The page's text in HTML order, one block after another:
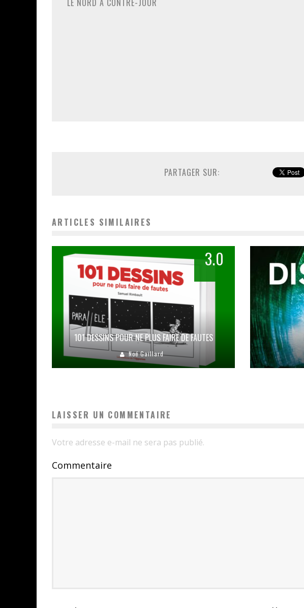
LE NORD À CONTRE-JOUR
PARTAGER SUR:
ARTICLES SIMILAIRES
3.0
101 DESSINS POUR NE PLUS FAIRE DE FAUTES
Noé Gaillard
LAISSER UN COMMENTAIRE
Votre adresse e-mail ne sera pas publié.
Commentaire